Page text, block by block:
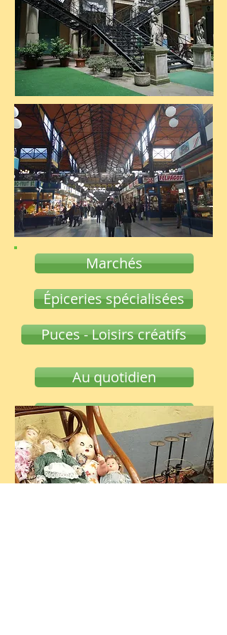
Marchés
Épiceries spécialisées
Puces - Loisirs créatifs
Au quotidien
Côté Buda
Côté Pest